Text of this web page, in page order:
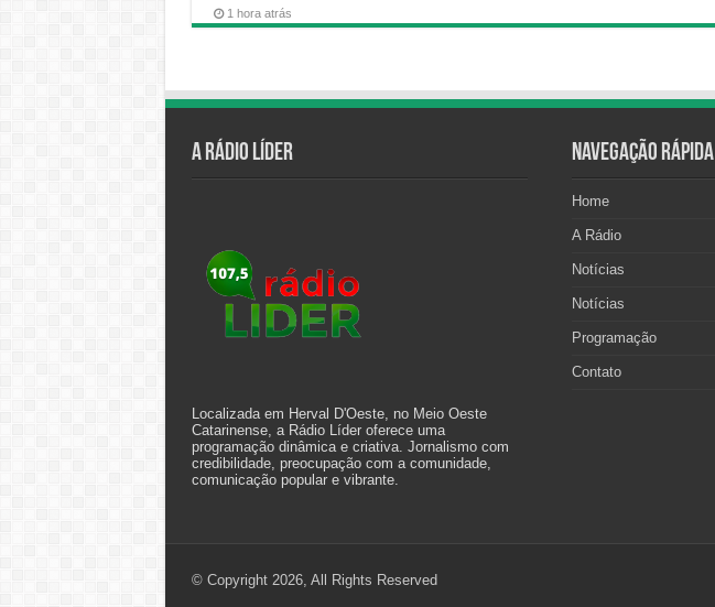
1 hora atrás
A Rádio Líder
Localizada em Herval D'Oeste, no Meio Oeste
Catarinense, a Rádio Líder oferece uma
programação dinâmica e criativa. Jornalismo com
credibilidade, preocupação com a comunidade,
comunicação popular e vibrante.
Navegação Rápida
Home
A Rádio
Notícias
Notícias
Programação
Contato
© Copyright 2026, All Rights Reserved